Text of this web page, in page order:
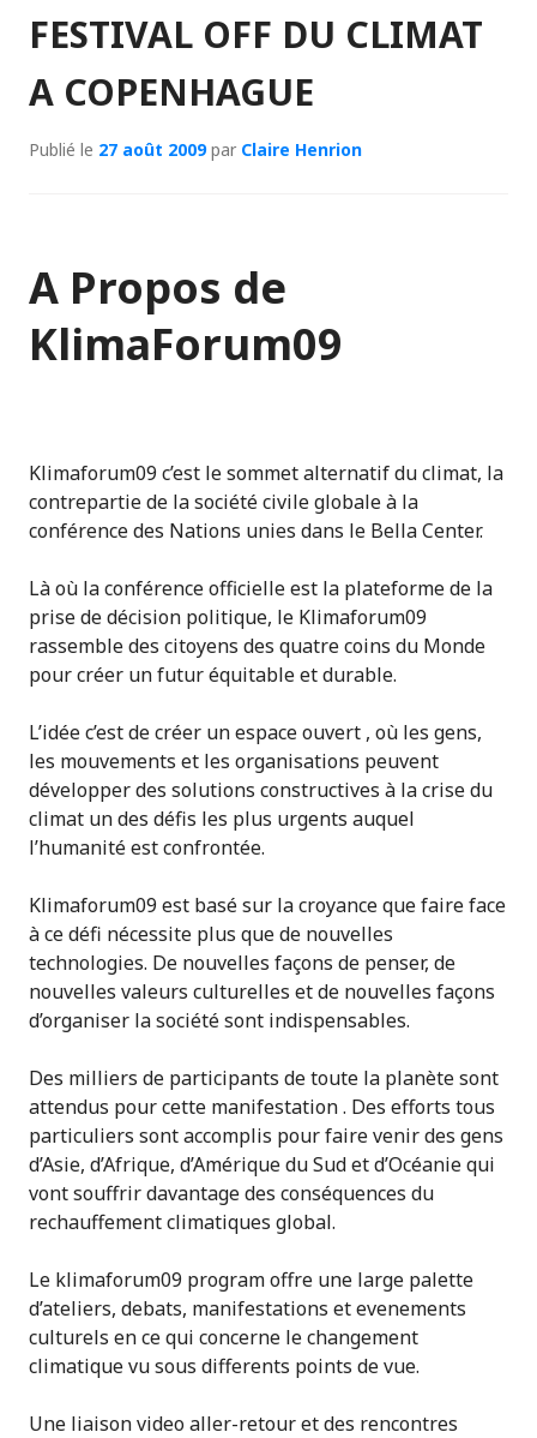
FESTIVAL OFF DU CLIMAT
A COPENHAGUE
Publié le 27 août 2009par Claire Henrion
A Propos de
KlimaForum09
Klimaforum09 c’est le sommet alternatif du climat, la
contrepartie de la société civile globale à la
conférence des Nations unies dans le Bella Center.
Là où la conférence officielle est la plateforme de la
prise de décision politique, le Klimaforum09
rassemble des citoyens des quatre coins du Monde
pour créer un futur équitable et durable.
L’idée c’est de créer un espace ouvert , où les gens,
les mouvements et les organisations peuvent
développer des solutions constructives à la crise du
climat un des défis les plus urgents auquel
l’humanité est confrontée.
Klimaforum09 est basé sur la croyance que faire face
à ce défi nécessite plus que de nouvelles
technologies. De nouvelles façons de penser, de
nouvelles valeurs culturelles et de nouvelles façons
d’organiser la société sont indispensables.
Des milliers de participants de toute la planète sont
attendus pour cette manifestation . Des efforts tous
particuliers sont accomplis pour faire venir des gens
d’Asie, d’Afrique, d’Amérique du Sud et d’Océanie qui
vont souffrir davantage des conséquences du
rechauffement climatiques global.
Le klimaforum09 program offre une large palette
d’ateliers, debats, manifestations et evenements
culturels en ce qui concerne le changement
climatique vu sous differents points de vue.
Une liaison video aller-retour et des rencontres